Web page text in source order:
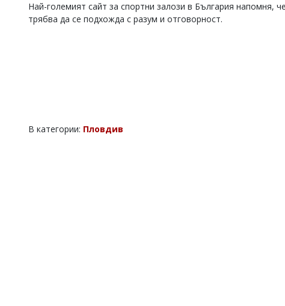
Най-големият сайт за спортни залози в България напомня,
трябва да се подхожда с разум и отговорност.
В категории: Пловдив